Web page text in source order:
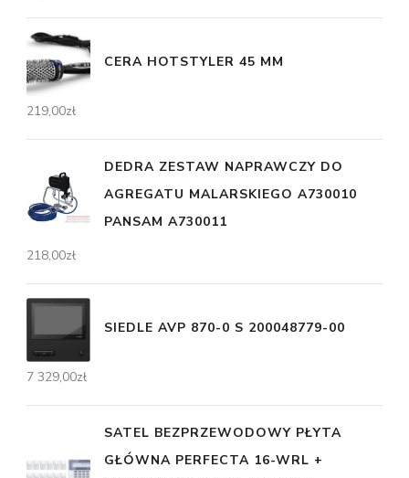
CERA HOTSTYLER 45 MM
219,00zł
DEDRA ZESTAW NAPRAWCZY DO
AGREGATU MALARSKIEGO A730010
PANSAM A730011
218,00zł
SIEDLE AVP 870-0 S 200048779-00
7 329,00zł
SATEL BEZPRZEWODOWY PŁYTA
GŁÓWNA PERFECTA 16-WRL +